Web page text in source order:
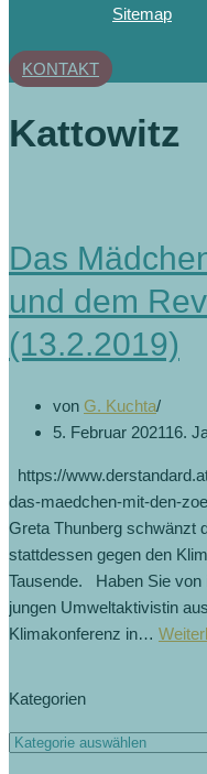
Sitemap
KONTAKT
Kattowitz
Das
und dem
(13.2.2019)
von G. Kuchta
5. Februar 202116.
https://
das-maedchen-mit-den-
Greta Thunberg schwänzt
stattdessen gegen den
Tausende. Haben Sie von
jungen Umweltaktivistin
Klimakonferenz in…
Kategorien